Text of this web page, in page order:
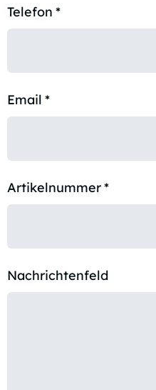
Telefon *
Email *
Artikelnummer*
Nachrichtenfeld